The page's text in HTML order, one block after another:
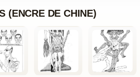
(ENCRE DE CHINE)